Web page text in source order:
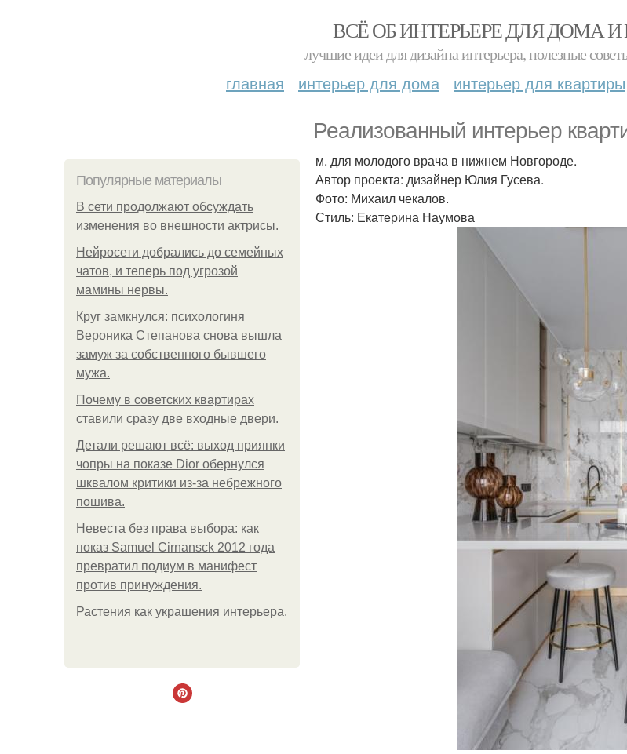
ВСЁ ОБ ИНТЕРЬЕРЕ ДЛЯ ДОМА
лучшие идеи для дизайна интерьера, полезные
главная интерьер для дома интерьер для квартиры
Реализованный интерьер
Популярные материалы
В сети продолжают обсуждать
изменения во внешности актрисы.
Нейросети добрались до семейных
чатов, и теперь под угрозой
мамины нервы.
Круг замкнулся: психологиня
Вероника Степанова снова вышла
замуж за собственного бывшего
мужа.
Почему в советских квартирах
ставили сразу две входные двери.
Детали решают всё: выход приянки
чопры на показе Dior обернулся
шквалом критики из-за небрежного
пошива.
Невеста без права выбора: как
показ Samuel Cirnansck 2012 года
превратил подиум в манифест
против принуждения.
Растения как украшения интерьера.
м. для молодого врача в нижнем Новгороде.
Автор проекта: дизайнер Юлия Гусева.
Фото: Михаил чекалов.
Стиль: Екатерина Наумова